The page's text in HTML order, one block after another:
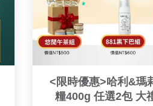
<限時優惠>哈利&瑪
糧400g 任選2包 大